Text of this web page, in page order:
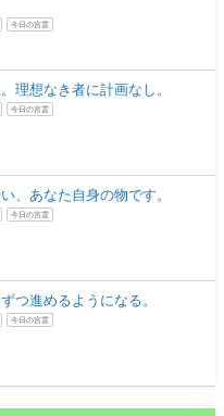
今日の言霊
理想なき者に計画なし。
今日の言霊
、あなた自身の物です。
今日の言霊
つ進めるようになる。
今日の言霊